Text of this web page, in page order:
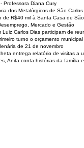
Professora Diana Cury
dos Metalúrgicos de São
de R$40 mil à Santa Casa de
Mercado e Gestão
Luiz Carlos Dias participam de
turno o orçamento
de 21 de novembro
entrega relatório de visitas a
Anita conta histórias da família